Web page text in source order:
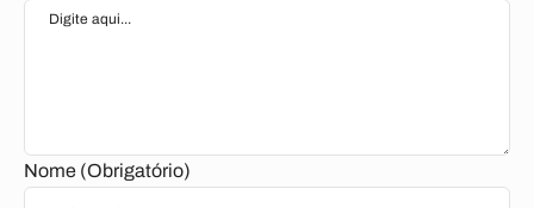
Nome (Obrigatório)